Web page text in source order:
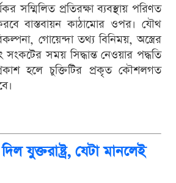
সম্মিলিত প্রতিরক্ষা ব্যবস্থায় পরিণত
বাস্তবায়ন কাঠামোর ওপর। যৌথ
গোয়েন্দা তথ্য বিনিময়, অস্ত্রের
সংকটের সময় সিদ্ধান্ত নেওয়ার পদ্ধতি
হলে চুক্তিটির প্রকৃত কৌশলগত
যুক্তরাষ্ট্র, যেটা মানলেই